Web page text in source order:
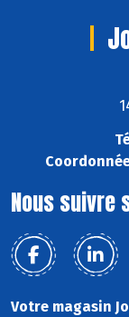
Nous suivre
Votre magasin